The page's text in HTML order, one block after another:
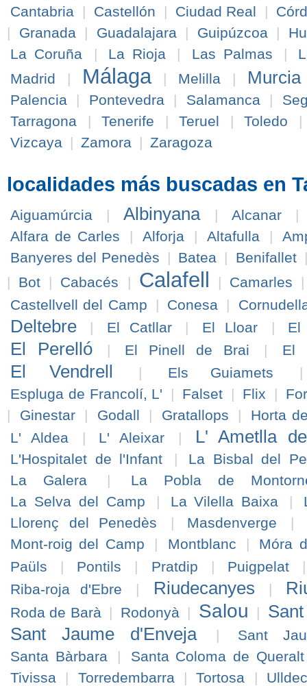
Cantabria
| Castellón | Ciudad Real |
|
Granada | Guadalajara | Guipúzcoa |
La Coruña
| La Rioja | Las Palmas |
Madrid
| Málaga | Melilla | Murcia
Palencia
| Pontevedra | Salamanca |
Tarragona
| Tenerife | Teruel | Toledo
Vizcaya | Zamora | Zaragoza
localidades más buscadas en
Aiguamúrcia | Albinyana | Alcanar
Alfara de Carles
| Alforja | Altafulla |
Banyeres del Penedès
| Batea | Benifallet
|
Bot | Cabacés | Calafell | Camarles
Castellvell del Camp
| Conesa |
Deltebre | El Catllar | El Lloar | El
El Perelló | El Pinell de Brai | El
El Vendrell | Els Guiamets
Espluga de Francolí, L'
| Falset | Flix |
|
Ginestar | Godall | Gratallops |
Horta
L' Aldea
| L' Aleixar | L' Ametlla
L'Hospitalet de l'Infant |
La Bisbal del
La Galera
|
La Pobla de
La Selva del Camp
| La Vilella Baixa |
Llorenç del Penedès
| Masdenverge
|
Mont-roig del Camp
| Montblanc |
Móra
Paüls
| Pontils | Pratdip | Puigpelat
Riba-roja d'Ebre
| Riudecanyes |
Roda de Barà | Rodonyà | Salou |
Sant Jaume d'Enveja
|
Sant
Santa Bàrbara
|
Santa Coloma de Queralt
Tivissa
| Torredembarra | Tortosa |